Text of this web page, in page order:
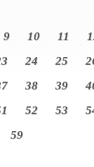
9 10 11
24 25
38 39
52 53
59